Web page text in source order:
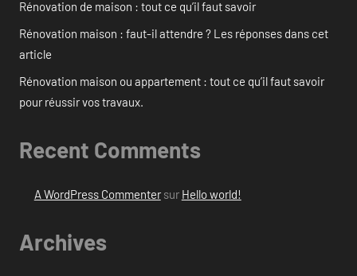
Rénovation de maison : tout ce qu’il faut savoir
Rénovation maison : faut-il attendre ? Les réponses dans cet
article
Rénovation maison ou appartement : tout ce qu’il faut savoir
pour réussir vos travaux.
Recent Comments
A WordPress Commentersur Hello world!
Archives